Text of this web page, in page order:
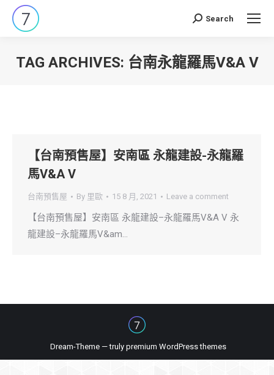
Search:
Search
TAG ARCHIVES: 台南永龍羅馬V&A V
【台南預售屋】安南區 永龍建設-永龍羅
馬V&A V
台南預售屋 By 里歐 15 8 月, 2021 Leave a comment
【台南預售屋】安南區 永龍建設–永龍羅馬V&A V 永
龍建設–永龍羅馬V&am…
Dream-Theme — truly premium WordPress themes